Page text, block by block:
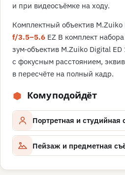
и при видеосъёмке на ходу.
Комплектный объектив
f/3.5–5.6 EZ В комплект
зум‑объектив M.Zuiko Digital
c фокусным расстоянием,
в пересчёте на полный кадр.
Кому подойдёт
Портретная и студийная
Пейзаж и предметная